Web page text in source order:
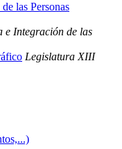
las Personas
e Integración de las
Legislatura XIII